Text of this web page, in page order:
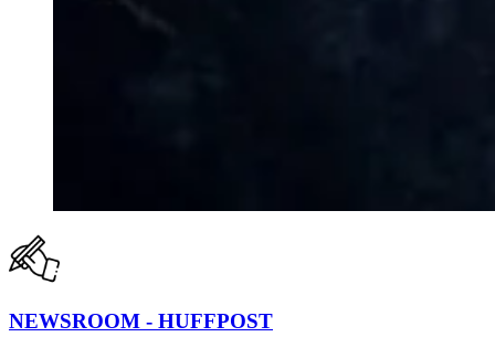
NEWSROOM - HUFFPOST